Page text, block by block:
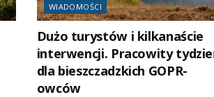
WIADOMOŚCI
Dużo turystów i kilkanaście
interwencji. Pracowity
dla bieszczadzkich GOPR-
owców